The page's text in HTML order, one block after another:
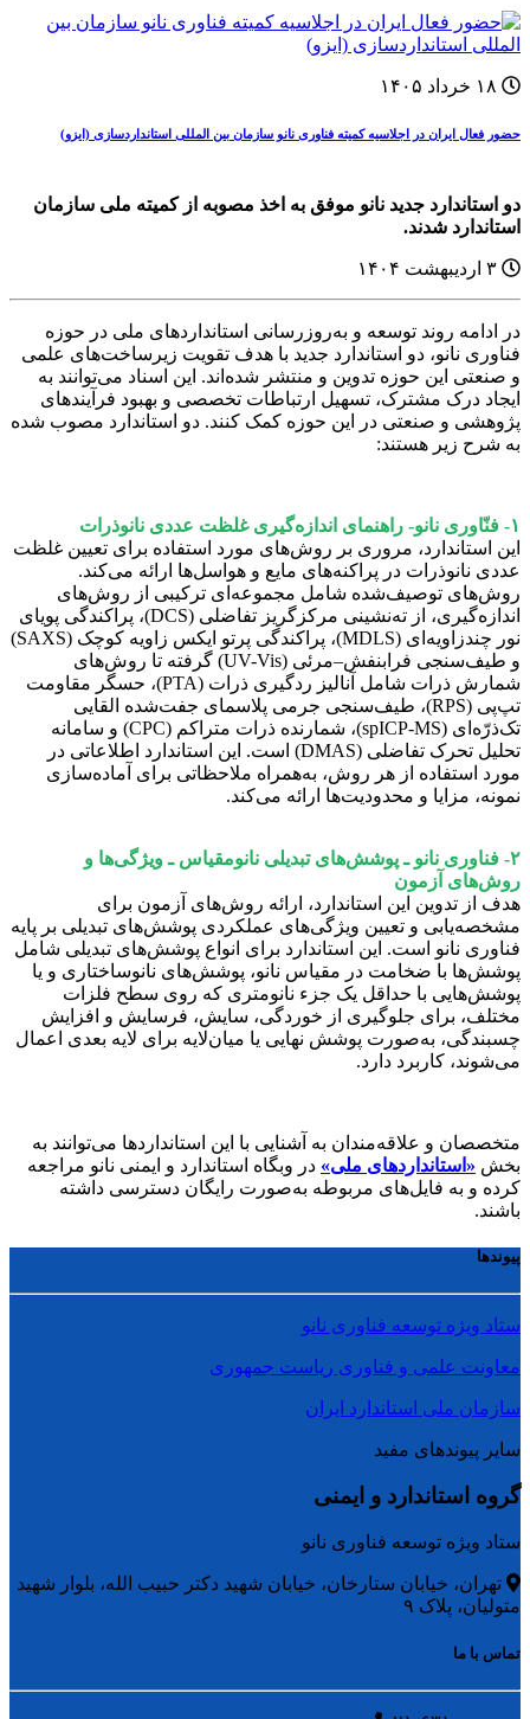
حضور فعال ایران در اجلاسیه کمیته فناوری نانو سازمان بین المللی استانداردسازی (ایزو)
دو استاندارد جدید نانو موفق به اخذ مصوبه از کمیته ملی سازمان
استاندارد شدند.
در ادامه روند توسعه و به‌روزرسانی استانداردهای ملی در حوزه
فناوری نانو، دو استاندارد جدید با هدف تقویت زیرساخت‌های علمی
و صنعتی این حوزه تدوین و منتشر شده‌اند. این اسناد می‌توانند به
ایجاد درک مشترک، تسهیل ارتباطات تخصصی و بهبود فرآیندهای
پژوهشی و صنعتی در این حوزه کمک کنند. دو استاندارد مصوب شده
به شرح زیر هستند:
۱- فنّاوری نانو- راهنمای اندازه‌گیری غلظت عددی نانوذرات
این استاندارد، مروری بر روش‌های مورد استفاده برای تعیین غلظت
عددی نانوذرات در پراکنه‌های مایع و هواسل‌ها ارائه می‌کند.
روش‌های توصیف‌شده شامل مجموعه‌ای ترکیبی از روش‌های
اندازه‌گیری، از ته‌نشینی مرکزگریز تفاضلی (DCS)، پراکندگی پویای
نور چندزاویه‌ای (MDLS)، پراکندگی پرتو ایکس زاویه کوچک (SAXS)
و طیف‌سنجی فرابنفش–مرئی (UV-Vis) گرفته تا روش‌های
شمارش ذرات شامل آنالیز ردگیری ذرات (PTA)، حسگر مقاومت
تپ‌پی (RPS)، طیف‌سنجی جرمی پلاسمای جفت‌شده القایی
تک‌ذرّه‌ای (spICP-MS)، شمارنده ذرات متراکم (CPC) و سامانه
تحلیل تحرک تفاضلی (DMAS) است. این استاندارد اطلاعاتی در
مورد استفاده از هر روش، به‌همراه ملاحظاتی برای آماده‌سازی
نمونه، مزایا و محدودیت‌ها ارائه می‌کند.
۲- فناوری نانو ـ پوشش‌های تبدیلی نانومقیاس ـ ویژگی‌ها و
روش‌های آزمون
هدف از تدوین این استاندارد، ارائه روش‌های آزمون برای
مشخصه‌یابی و تعیین ویژگی‌های عملکردی پوشش‌های تبدیلی بر پایه
فناوری نانو است. این استاندارد برای انواع پوشش‌های تبدیلی شامل
پوشش‌ها با ضخامت در مقیاس نانو، پوشش‌های نانوساختاری و یا
پوشش‌هایی با حداقل یک جزء نانومتری که روی سطح فلزات
مختلف، برای جلوگیری از خوردگی، سایش، فرسایش و افزایش
چسبندگی، به‌صورت پوشش نهایی یا میان‌لایه برای لایه بعدی اعمال
می‌شوند، کاربرد دارد.
متخصصان و علاقه‌مندان به آشنایی با این استانداردها می‌توانند به
بخش «استانداردهای ملی» در وبگاه استاندارد و ایمنی نانو مراجعه
کرده و به فایل‌های مربوطه به‌صورت رایگان دسترسی داشته
باشند.
پیوندها
ستاد ویژه توسعه فناوری نانو
معاونت علمی و فناوری ریاست جمهوری
سازمان ملی استاندارد ایران
سایر پیوندهای مفید
گروه استاندارد و ایمنی
ستاد ویژه توسعه فناوری نانو
تهران، خیابان ستارخان، خیابان شهید دکتر حبیب الله، بلوار شهید
متولیان، پلاک ۹
تماس با ما